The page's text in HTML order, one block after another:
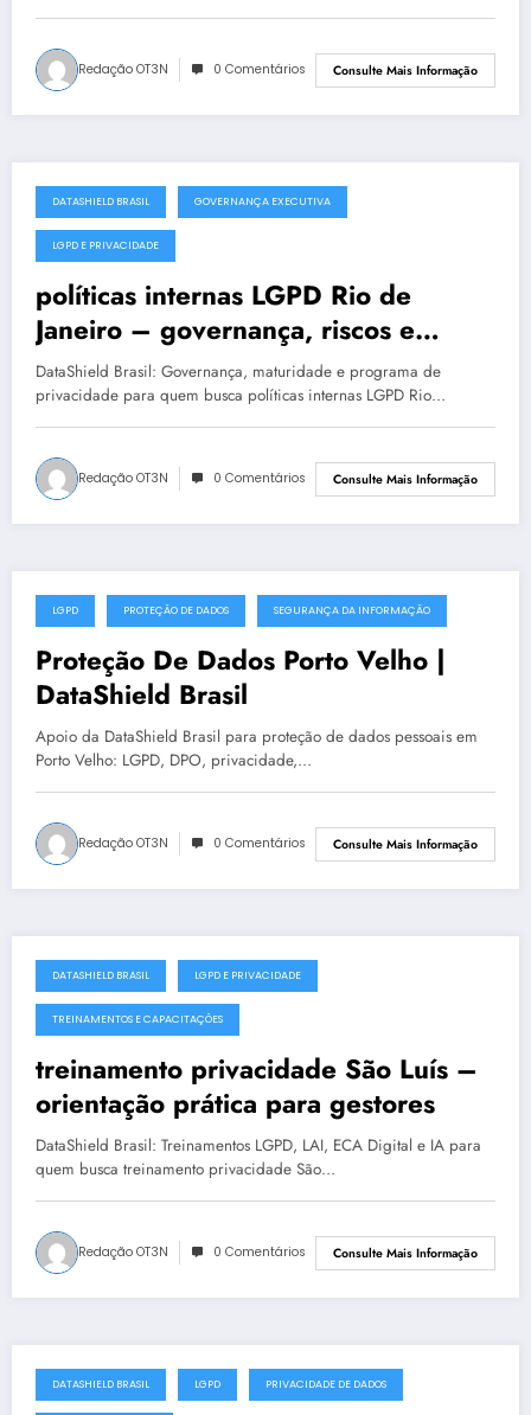
Redação OT3N 0 Comentários Consulte Mais Informação
julho 19, 2025
DATASHIELD BRASIL GOVERNANÇA EXECUTIVA
LGPD E PRIVACIDADE
políticas internas LGPD Rio de
Janeiro – governança, riscos e
conformidade
DataShield Brasil: Governança, maturidade e programa de
privacidade para quem busca políticas internas LGPD Rio…
Redação OT3N 0 Comentários Consulte Mais Informação
julho 19, 2025
LGPD PROTEÇÃO DE DADOS SEGURANÇA DA INFORMAÇÃO
Proteção De Dados Porto Velho |
DataShield Brasil
Apoio da DataShield Brasil para proteção de dados pessoais em
Porto Velho: LGPD, DPO, privacidade,…
Redação OT3N 0 Comentários Consulte Mais Informação
julho 19, 2025
DATASHIELD BRASIL LGPD E PRIVACIDADE
TREINAMENTOS E CAPACITAÇÕES
treinamento privacidade São Luís –
orientação prática para gestores
DataShield Brasil: Treinamentos LGPD, LAI, ECA Digital e IA para
quem busca treinamento privacidade São…
Redação OT3N 0 Comentários Consulte Mais Informação
julho 19, 2025
DATASHIELD BRASIL LGPD PRIVACIDADE DE DADOS